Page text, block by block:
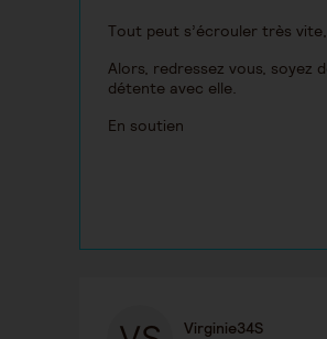
Tout peut s’écrouler très
Alors, redressez vous, soyez
détente avec elle.
En soutien
Virginie34S